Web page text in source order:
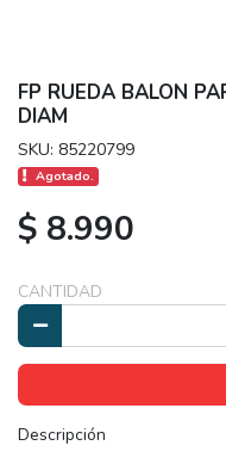
FP RUEDA BALON
DIAM
SKU: 85220799
Agotado.
$ 8.990
CANTIDAD
Descripción